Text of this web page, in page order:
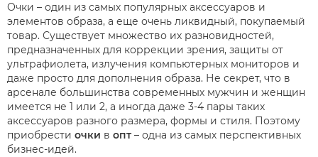
Очки – один из самых популярных аксессуаров и
элементов образа, а еще очень ликвидный, покупаемый
товар. Существует множество их разновидностей,
предназначенных для коррекции зрения, защиты от
ультрафиолета, излучения компьютерных мониторов и
даже просто для дополнения образа. Не секрет, что в
арсенале большинства современных мужчин и женщин
имеется не 1 или 2, а иногда даже 3-4 пары таких
аксессуаров разного размера, формы и стиля. Поэтому
приобрести очки в опт – одна из самых перспективных
бизнес-идей.